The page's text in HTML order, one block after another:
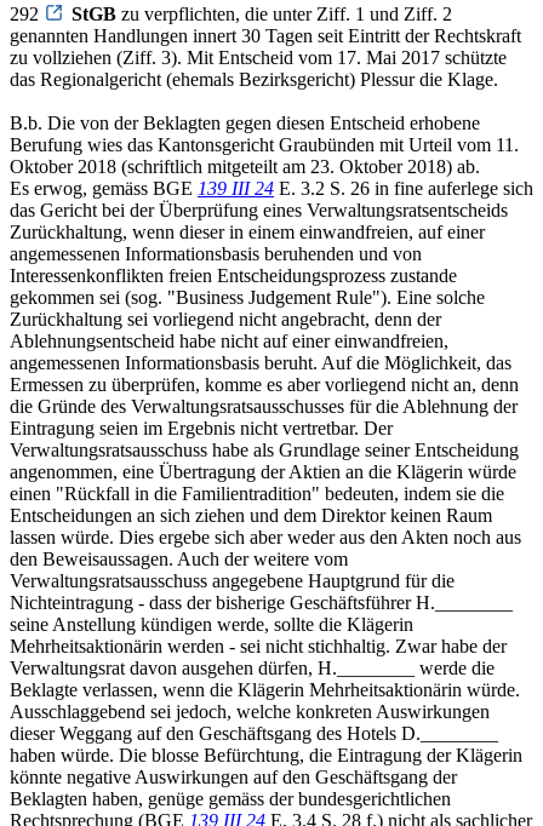
292
StGB zu verpflichten, die unter Ziff. 1 und Ziff. 2
genannten Handlungen innert 30 Tagen seit Eintritt der Rechtskraft
zu vollziehen (Ziff. 3). Mit Entscheid vom 17. Mai 2017 schützte
das Regionalgericht (ehemals Bezirksgericht) Plessur die Klage.
B.b. Die von der Beklagten gegen diesen Entscheid erhobene
Berufung wies das Kantonsgericht Graubünden mit Urteil vom 11.
Oktober 2018 (schriftlich mitgeteilt am 23. Oktober 2018) ab.
Es erwog, gemäss BGE 139 III 24 E. 3.2 S. 26 in fine auferlege sich
das Gericht bei der Überprüfung eines Verwaltungsratsentscheids
Zurückhaltung, wenn dieser in einem einwandfreien, auf einer
angemessenen Informationsbasis beruhenden und von
Interessenkonflikten freien Entscheidungsprozess zustande
gekommen sei (sog. "Business Judgement Rule"). Eine solche
Zurückhaltung sei vorliegend nicht angebracht, denn der
Ablehnungsentscheid habe nicht auf einer einwandfreien,
angemessenen Informationsbasis beruht. Auf die Möglichkeit, das
Ermessen zu überprüfen, komme es aber vorliegend nicht an, denn
die Gründe des Verwaltungsratsausschusses für die Ablehnung der
Eintragung seien im Ergebnis nicht vertretbar. Der
Verwaltungsratsausschuss habe als Grundlage seiner Entscheidung
angenommen, eine Übertragung der Aktien an die Klägerin würde
einen "Rückfall in die Familientradition" bedeuten, indem sie die
Entscheidungen an sich ziehen und dem Direktor keinen Raum
lassen würde. Dies ergebe sich aber weder aus den Akten noch aus
den Beweisaussagen. Auch der weitere vom
Verwaltungsratsausschuss angegebene Hauptgrund für die
Nichteintragung - dass der bisherige Geschäftsführer H.________
seine Anstellung kündigen werde, sollte die Klägerin
Mehrheitsaktionärin werden - sei nicht stichhaltig. Zwar habe der
Verwaltungsrat davon ausgehen dürfen, H.________ werde die
Beklagte verlassen, wenn die Klägerin Mehrheitsaktionärin würde.
Ausschlaggebend sei jedoch, welche konkreten Auswirkungen
dieser Weggang auf den Geschäftsgang des Hotels D.________
haben würde. Die blosse Befürchtung, die Eintragung der Klägerin
könnte negative Auswirkungen auf den Geschäftsgang der
Beklagten haben, genüge gemäss der bundesgerichtlichen
Rechtsprechung (BGE 139 III 24 E. 3.4 S. 28 f.) nicht als sachlicher